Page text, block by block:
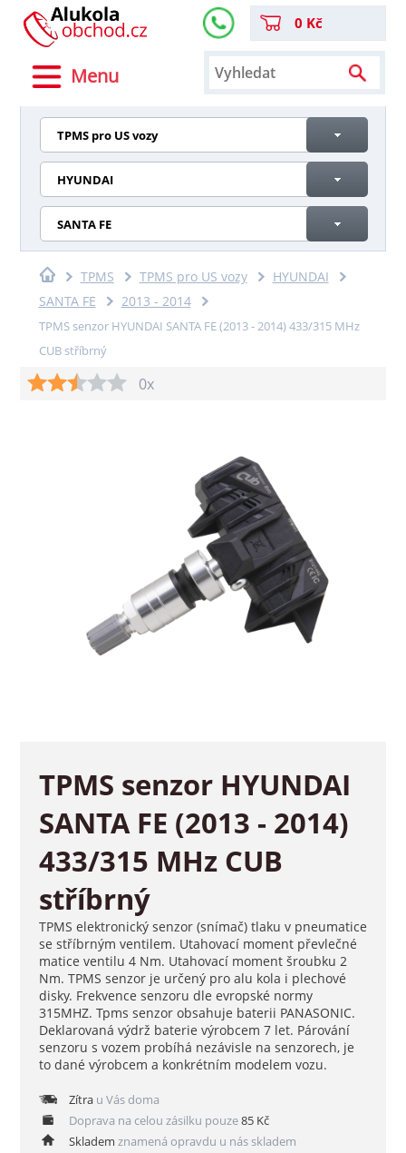
Menu
0 Kč
TPMS pro US vozy
HYUNDAI
SANTA FE
TPMS TPMS pro US vozy
HYUNDAI
SANTA FE
2013 - 2014
TPMS senzor HYUNDAI SANTA FE (2013 - 2014) 433/315 MHz
CUB stříbrný
0x
TPMS senzor HYUNDAI
SANTA FE (2013 - 2014)
433/315 MHz CUB
stříbrný
TPMS elektronický senzor (snímač) tlaku v pneumatice
se stříbrným ventilem. Utahovací moment převlečné
matice ventilu 4 Nm. Utahovací moment šroubku 2
Nm. TPMS senzor je určený pro alu kola i plechové
disky. Frekvence senzoru dle evropské normy
315MHZ. Tpms senzor obsahuje baterii PANASONIC.
Deklarovaná výdrž baterie výrobcem 7 let. Párování
senzoru s vozem probíhá nezávisle na senzorech, je
to dané výrobcem a konkrétním modelem vozu.
Zítrau Vás doma
Doprava na celou zásilku pouze85 Kč
Skladem znamená opravdu u nás skladem